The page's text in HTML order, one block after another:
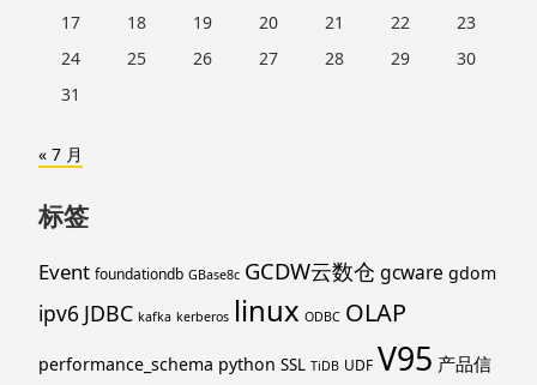
17
18 19 20 21 22
23
24
25 26 27 28 29
30
31
« 7 月
标签
Event foundationdb GBase8c GCDW云数仓 gcware gdom
ipv6 JDBC kafka kerberos linux ODBC OLAP
performance_schema python SSL TiDB UDF V95 产品信